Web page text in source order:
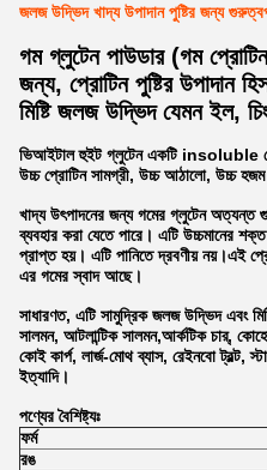
জলজ উদ্ভিদ খাদ্য উপাদান পুষ্টির জন্য
গম গ্লুটেন পাউডার (গম
জন্য, প্রোটিন পুষ্টির উপাদান
মিষ্টি জলজ উদ্ভিদ যেমন ইল,
ভিআইটাল হুইট গ্লুটেন একটি insoluble
উচ্চ প্রোটিন সামগ্রী, উচ্চ আঠালো, উচ্চ
খাদ্য উৎপাদনের জন্য গমের গ্লুটেন অত্যন্ত
ব্যবহার করা যেতে পারে। এটি উচ্চমানের
প্রাপ্ত হয়। এটি পানিতে দ্রবণীয় নয়।এই
এর গমের স্বাদ আছে।
সাধারণত, এটি সামুদ্রিক জলজ উদ্ভিদ এবং
সালমন, আটলান্টিক সালমন,আর্কটিক চার্,
কোই কার্প, লার্জ-মোথ ব্যাস, রেইনবো ট্রল্ট,
ইত্যাদি।
পণ্যের বৈশিষ্ট্যঃ
ফর্ম
রঙ